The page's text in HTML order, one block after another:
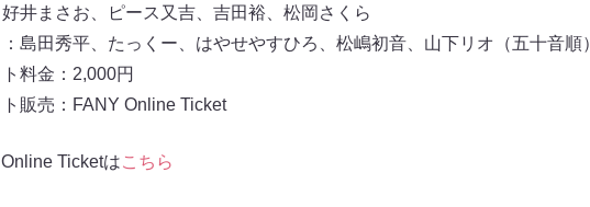
井まさお、ピース又吉、吉田裕、松岡さくら
島田秀平、たっくー、はやせやすひろ、松嶋初音、山下リオ（五十音順）
料金：2,000円
販売：FANY Online Ticket
Ticketはこちら